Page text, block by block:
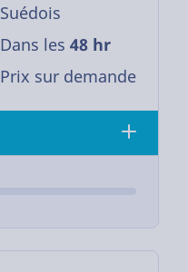
Suédois
Dans les 48 hr
Prix sur demande